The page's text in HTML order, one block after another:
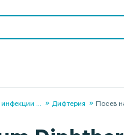
... Дифтерия Посев